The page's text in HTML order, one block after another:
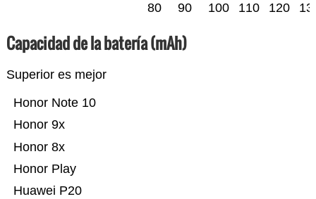
80 90 100 110 120
Capacidad de la batería (mAh)
Superior es mejor
Huawei P20
Honor Play
Honor 8x
Honor 9x
Honor Note 10